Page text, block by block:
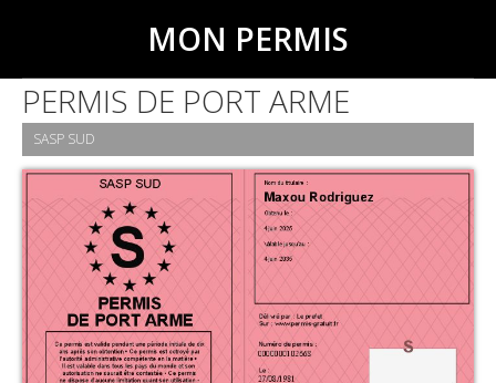
MON PERMIS
PERMIS DE PORT ARME
SASP SUD